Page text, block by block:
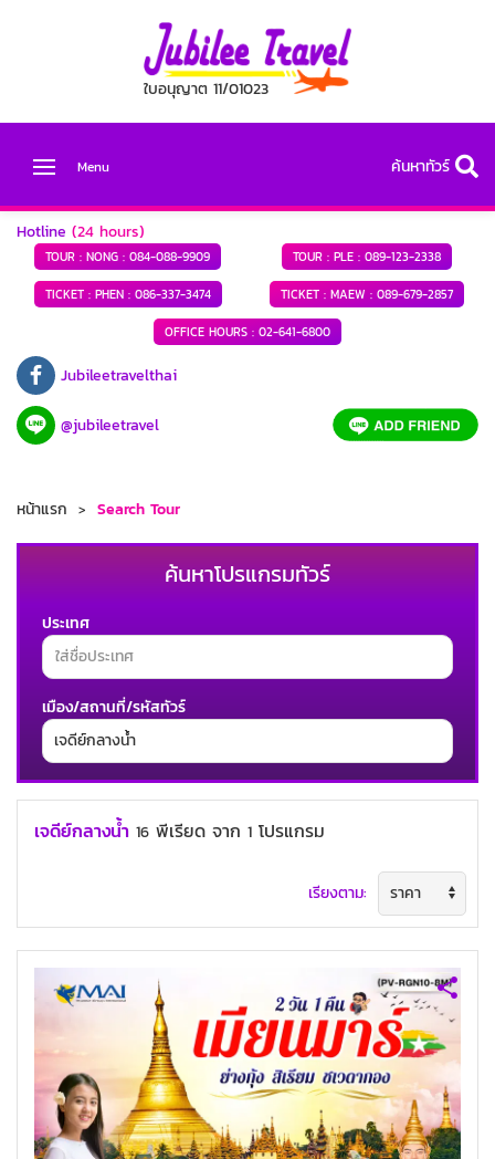
ใบอนุญาต 11/01023
Menu ค้นหาทัวร์
Hotline (24 hours)
TOUR : NONG : 084-088-9909 TOUR : PLE : 089-123-2338
TICKET : PHEN :086-337-3474 TICKET : MAEW : 089-679-2857
OFFICE HOURS : 02-641-6800
Jubileetravelthai
@jubileetravel
หน้าแรก Search Tour
ค้นหาโปรแกรมทัวร์
ประเทศ
เมือง/สถานที่/รหัสทัวร์
ค้นหาทัวร์
เจดีย์กลางน้ำ 16 พีเรียด จาก 1 โปรแกรม
เรียงตาม: